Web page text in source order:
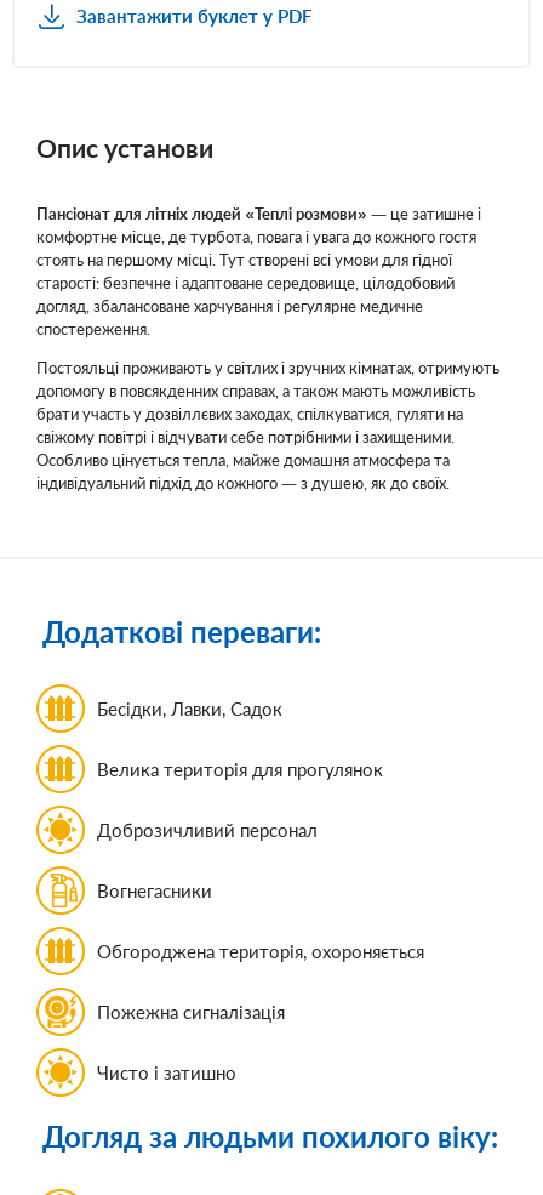
Завантажити буклет у PDF
Опис установи
Пансіонат для літніх людей «Теплі розмови» — це затишне і
комфортне місце, де турбота, повага і увага до кожного гостя
стоять на першому місці. Тут створені всі умови для гідної
старості: безпечне і адаптоване середовище, цілодобовий
догляд, збалансоване харчування і регулярне медичне
спостереження.
Постояльці проживають у світлих і зручних кімнатах, отримують
допомогу в повсякденних справах, а також мають можливість
брати участь у дозвіллєвих заходах, спілкуватися, гуляти на
свіжому повітрі і відчувати себе потрібними і захищеними.
Особливо цінується тепла, майже домашня атмосфера та
індивідуальний підхід до кожного — з душею, як до своїх.
Додаткові переваги:
Бесідки, Лавки, Садок
Велика територія для прогулянок
Доброзичливий персонал
Вогнегасники
Обгороджена територія, охороняється
Пожежна сигналізація
Чисто і затишно
Догляд за людьми похилого віку: